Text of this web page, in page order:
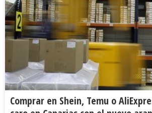
Comprar en Shein, Temu o